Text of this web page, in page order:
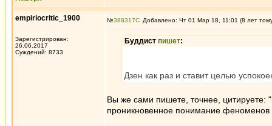
empiriocritic_1900
Зарегистрирован:
26.06.2017
Суждений: 8733
№388317 Добавлено: Чт 01 Мар 18, 11:01 (8 лет
Буддист пишет:
Дзен как раз и ставит целью
Вы же сами пишете, точнее, цитируете:
проникновенное понимание феноменов